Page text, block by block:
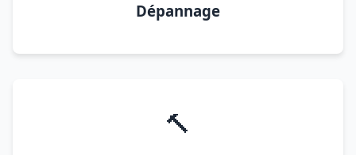
Dépannage
🔨